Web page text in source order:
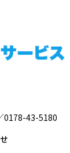
0178-43-5180